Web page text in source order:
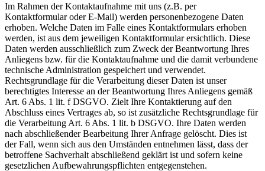
Im Rahmen der Kontaktaufnahme mit uns (z.B. per
Kontaktformular oder E-Mail) werden personenbezogene Daten
erhoben. Welche Daten im Falle eines Kontaktformulars erhoben
werden, ist aus dem jeweiligen Kontaktformular ersichtlich. Diese
Daten werden ausschließlich zum Zweck der Beantwortung Ihres
Anliegens bzw. für die Kontaktaufnahme und die damit verbundene
technische Administration gespeichert und verwendet.
Rechtsgrundlage für die Verarbeitung dieser Daten ist unser
berechtigtes Interesse an der Beantwortung Ihres Anliegens gemäß
Art. 6 Abs. 1 lit. f DSGVO. Zielt Ihre Kontaktierung auf den
Abschluss eines Vertrages ab, so ist zusätzliche Rechtsgrundlage für
die Verarbeitung Art. 6 Abs. 1 lit. b DSGVO. Ihre Daten werden
nach abschließender Bearbeitung Ihrer Anfrage gelöscht. Dies ist
der Fall, wenn sich aus den Umständen entnehmen lässt, dass der
betroffene Sachverhalt abschließend geklärt ist und sofern keine
gesetzlichen Aufbewahrungspflichten entgegenstehen.